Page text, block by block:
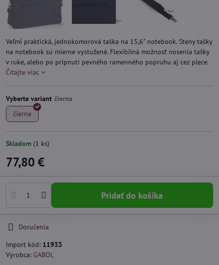
Veľmi praktická, jednokomorová taška na 15,6" notebook. Steny tašky
na notebook sú mierne vystužené. Flexibilná možnosť nosenia tašky
v ruke, alebo po pripnutí pevného ramenného popruhu aj cez plece.
Čítajte viac
Vyberte variant
čierna
Skladom (1 ks)
77,80 €
Pridať do košíka
Doručenia
Import kód: 11933
Výrobca: GABOL